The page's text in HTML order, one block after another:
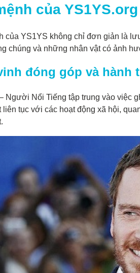
của
của YS1YS không chỉ đơn giản là
chúng và những nhân vật có ảnh
đóng góp và hành
Người Nổi Tiếng tập trung vào việc
liên tục với các hoạt động xã hội,